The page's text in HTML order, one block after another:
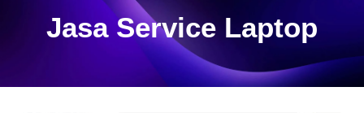
Jasa Service Laptop